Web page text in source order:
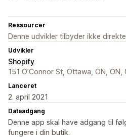
Ressourcer
Denne udvikler tilbyder ikke
Udvikler
Shopify
151 O’Connor St, Ottawa, ON, ON,
Lanceret
2. april 2021
Dataadgang
Denne app skal have adgang til
fungere i din butik.